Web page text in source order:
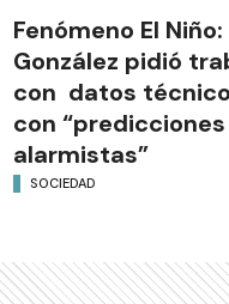
Fenómeno El Niño:
González pidió
con datos
con “predicciones
alarmistas”
SOCIEDAD